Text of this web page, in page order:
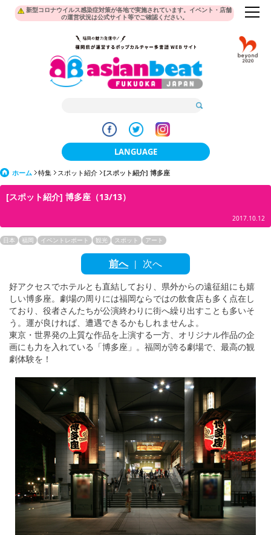
新型コロナウイルス感染症対策が各地で実施されています。イベント・店舗
の運営状況は公式サイト等でご確認ください。
LANGUAGE
日本語
한국어
繁體中文
English
ภาษาไทย
tiéng Viêt
Bahasa Indonesia
ホーム 特集 スポット紹介 [スポット紹介] 博多座
[スポット紹介] 博多座（13/13）
2017.10.12
日本 福岡 イベントレポート 観光 スポット アート
前へ| 次へ
好アクセスでホテルとも直結しており、県外からの遠征組にも嬉
しい博多座。劇場の周りには福岡ならではの飲食店も多く点在し
ており、役者さんたちが公演終わりに街へ繰り出すことも多いそ
う。運が良ければ、遭遇できるかもしれませんよ。
東京・世界発の上質な作品を上演する一方、オリジナル作品の企
画にも力を入れている「博多座」。福岡が誇る劇場で、最高の観
劇体験を！